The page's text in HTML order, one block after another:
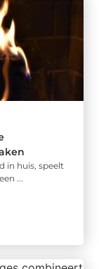
in huis, speelt
...